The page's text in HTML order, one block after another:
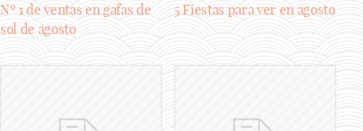
Nº 1 de ventas en gafas de
sol de agosto
5 Fiestas para ver en agosto